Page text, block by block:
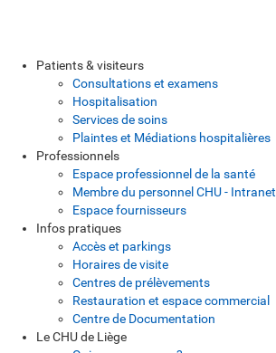
Patients & visiteurs
Consultations et examens
Hospitalisation
Services de soins
Plaintes et Médiations hospitalières
Professionnels
Espace professionnel de la santé
Membre du personnel CHU - Intranet
Espace fournisseurs
Infos pratiques
Accès et parkings
Horaires de visite
Centres de prélèvements
Restauration et espace commercial
Centre de Documentation
Le CHU de Liège